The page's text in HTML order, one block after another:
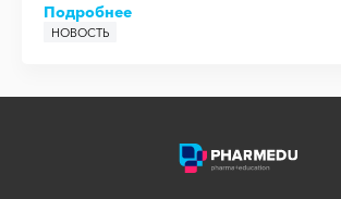
НОВОСТЬ
НОВОСТЬ
СТАТЬЯ
НОВОСТЬ
Подробнее